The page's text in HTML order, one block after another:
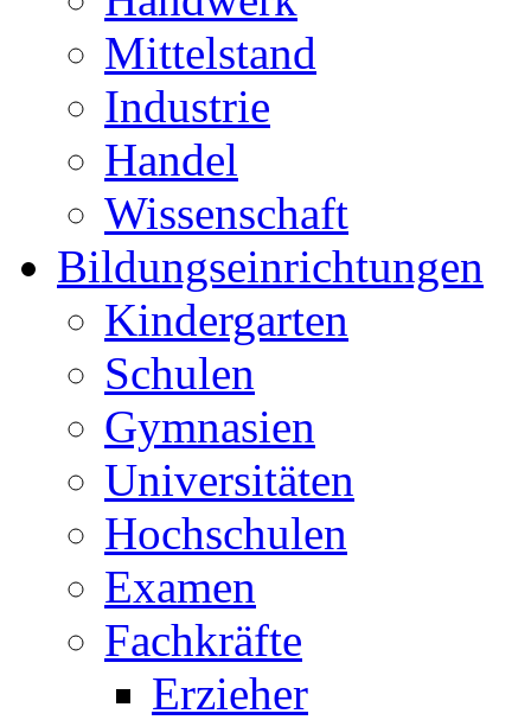
Mittelstand
Industrie
Handel
Wissenschaft
Bildungseinrichtungen
Kindergarten
Schulen
Gymnasien
Universitäten
Hochschulen
Examen
Fachkräfte
Erzieher